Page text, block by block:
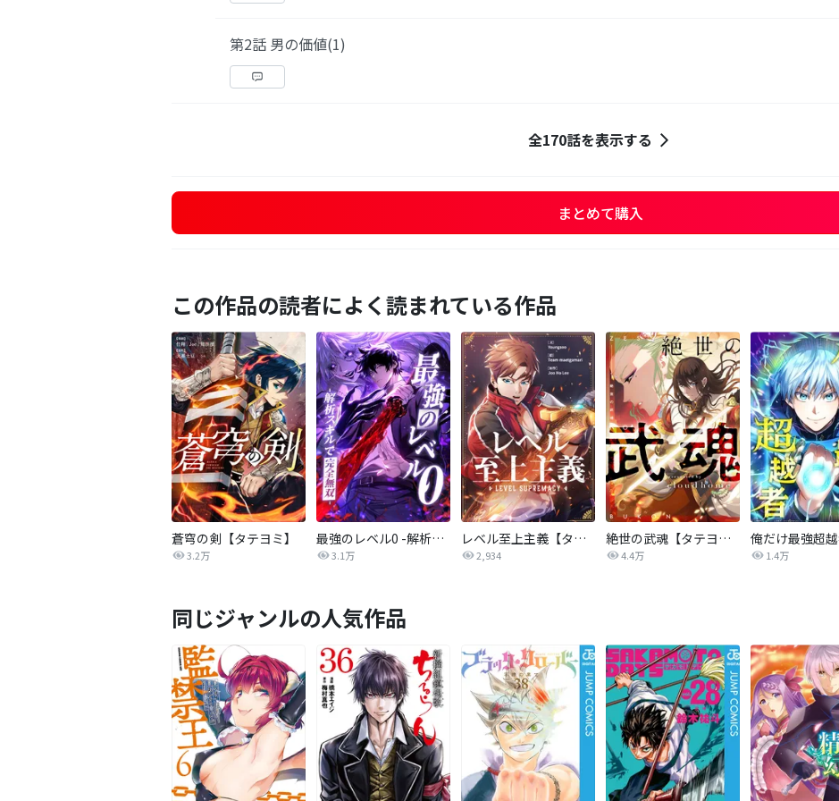
第2話 男の価値(1)
全170話を表示する
まとめて購入
この作品の読者によく読まれている作品
蒼穹の剣【タテヨミ】
3.2万
最強のレベル0 -解析スキルで完全無双-【タテヨミ】
3.1万
レベル至上主義【タテヨミ】
2,934
絶世の武魂【タテヨミ】
4.4万 1.4万
同じジャンルの人気作品